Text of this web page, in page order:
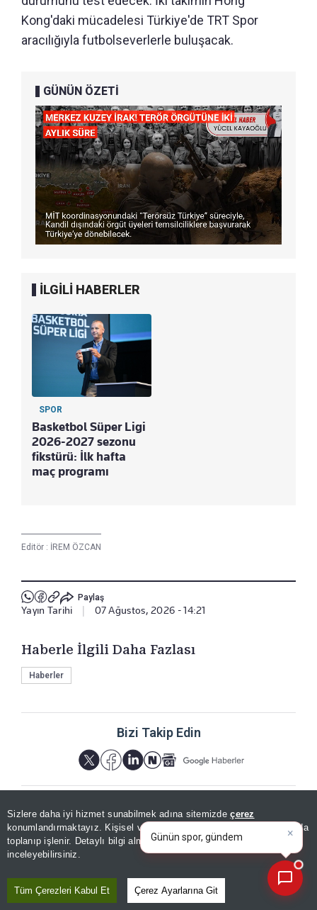
Sizlere daha iyi hizmet sunabilmek adına sitemizdeçerez
konumlandırmaktayız. Kişisel verileriniz, KVKK ve GDPR kapsamında
toplanıp işlenir. Detaylı bilgi almak içinAydınlatma Metnimizi
inceleyebilirsiniz.
Tüm Çerezleri Kabul Et Çerez Ayarlarına Git
Kong'daki mücadelesi Türkiye'de TRT Spor
aracılığıyla futbolseverlerle buluşacak.
GÜNÜN ÖZETİ
İLGİLİ HABERLER
SPOR
Basketbol Süper Ligi
2026-2027 sezonu
fikstürü: İlk hafta
maç programı
Editör : İREM ÖZCAN
Paylaş
Yayın Tarihi 07 Ağustos, 2026 - 14:21
Haberle İlgili Daha Fazlası
Haberler
Bizi Takip Edin
YORUMLAR
Günün spor, gündem ve
ekonomi gelişmelerini analiz
edin